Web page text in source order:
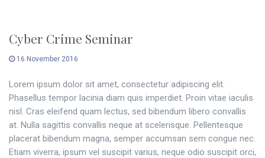
Cyber Crime Seminar
16 November 2016
Lorem ipsum dolor sit amet, consectetur adipiscing elit.
Phasellus tempor lacinia diam quis imperdiet. Proin vitae iaculis
nisl. Cras eleifend quam lectus, sed bibendum libero convallis
at. Nulla sagittis convallis neque at scelerisque. Pellentesque
placerat bibendum magna, semper accumsan sem congue nec.
Etiam viverra, ipsum vel suscipit varius, neque odio suscipit orci,